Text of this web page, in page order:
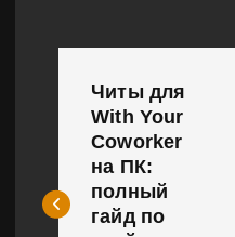
и
Читы для
With Your
Coworker
на ПК:
полный
гайд по